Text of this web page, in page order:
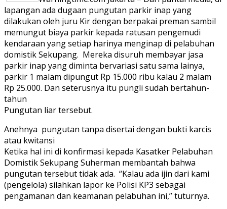
lapangan ada dugaan pungutan parkir inap yang
dilakukan oleh juru Kir dengan berpakai preman sambil
memungut biaya parkir kepada ratusan pengemudi
kendaraan yang setiap harinya menginap di pelabuhan
domistik Sekupang. Mereka disuruh membayar jasa
parkir inap yang diminta bervariasi satu sama lainya,
parkir 1 malam dipungut Rp 15.000 ribu kalau 2 malam
Rp 25.000. Dan seterusnya itu pungli sudah bertahun-
tahun
Pungutan liar tersebut.
Anehnya pungutan tanpa disertai dengan bukti karcis
atau kwitansi
Ketika hal ini di konfirmasi kepada Kasatker Pelabuhan
Domistik Sekupang Suherman membantah bahwa
pungutan tersebut tidak ada. “Kalau ada ijin dari kami
(pengelola) silahkan lapor ke Polisi KP3 sebagai
pengamanan dan keamanan pelabuhan ini,” tuturnya.